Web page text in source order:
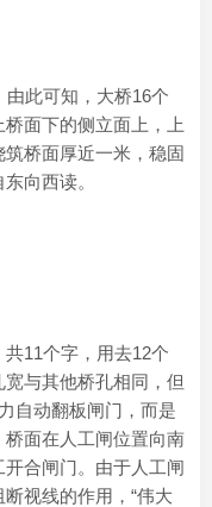
此可知，大桥16个
面下的侧立面上，上
桥面厚近一米，稳固
向西读。
11个字，用去12个
与其他桥孔相同，但
自动翻板闸门，而是
面在人工闸位置向南
合闸门。由于人工闸
视线的作用，“伟大